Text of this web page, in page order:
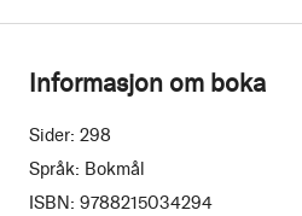
Informasjon om boka
Sider: 298
Språk: Bokmål
ISBN: 9788215034294